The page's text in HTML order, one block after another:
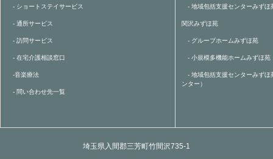
- ショートステイサービス
- 通所サービス
- 訪問サービス
- 在宅介護相談窓口
-音楽療法
- 問い合わせ先一覧
- 地域包括支援センターみずほ
関沢みずほ苑
- グループホームみずほ苑
- 小規模多機能ホームみずほ苑
- 地域包括支援センターみずほ
ンター）
埼玉県入間郡三芳町竹間沢735-1